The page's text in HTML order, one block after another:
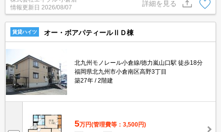
情報更新日 2026/08/07
詳細を見る
賃貸ハイツ オー・ボアパティールⅡＤ棟
北九州モノレール小倉線/徳力嵐山口駅 徒歩18分
福岡県北九州市小倉南区高野3丁目
築27年
2階建
5万円(管理費等：3,500円)